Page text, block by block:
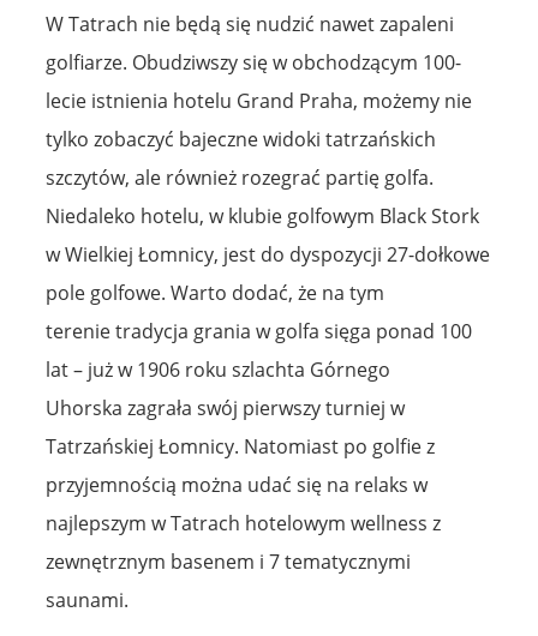
W Tatrach nie będą się nudzić nawet zapaleni
golfiarze. Obudziwszy się w obchodzącym 100-
lecie istnienia hotelu Grand Praha, możemy nie
tylko zobaczyć bajeczne widoki tatrzańskich
szczytów, ale również rozegrać partię golfa.
Niedaleko hotelu, w klubie golfowym Black Stork
w Wielkiej Łomnicy, jest do dyspozycji 27-dołkowe
pole golfowe. Warto dodać, że na tym
terenie tradycja grania w golfa sięga ponad 100
lat – już w 1906 roku szlachta Górnego
Uhorska zagrała swój pierwszy turniej w
Tatrzańskiej Łomnicy. Natomiast po golfie z
przyjemnością można udać się na relaks w
najlepszym w Tatrach hotelowym wellness z
zewnętrznym basenem i 7 tematycznymi
saunami.